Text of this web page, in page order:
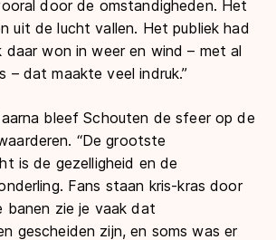
door de omstandigheden. Het
uit de lucht vallen. Het publiek had
won in weer en wind – met al
– dat maakte veel indruk.”
bleef Schouten de sfeer op de
“De grootste
is de gezelligheid en de
Fans staan kris-kras door
banen zie je vaak dat
gescheiden zijn, en soms was er